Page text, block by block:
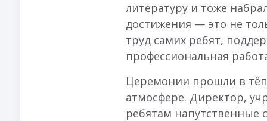
литературу и тоже
достижения — это не
труд самих ребят,
профессиональная
Церемонии прошли в
атмосфере. Директор,
ребятам напутственные